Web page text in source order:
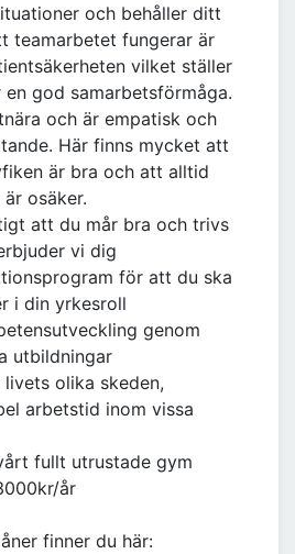
och behåller ditt
teamarbetet fungerar är
vilket ställer
god samarbetsförmåga.
och är empatisk och
Här finns mycket att
är bra och att alltid
osäker.
att du mår bra och trivs
vi dig
för att du ska
i din yrkesroll
genom
utbildningar
olika skeden,
arbetstid inom vissa
fullt utrustade gym
år
finner du här: